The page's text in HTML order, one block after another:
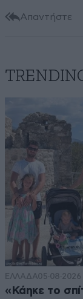
Απαντήστε
ΕΛΛΑΔΑ05·08·2026
«Κάηκε το